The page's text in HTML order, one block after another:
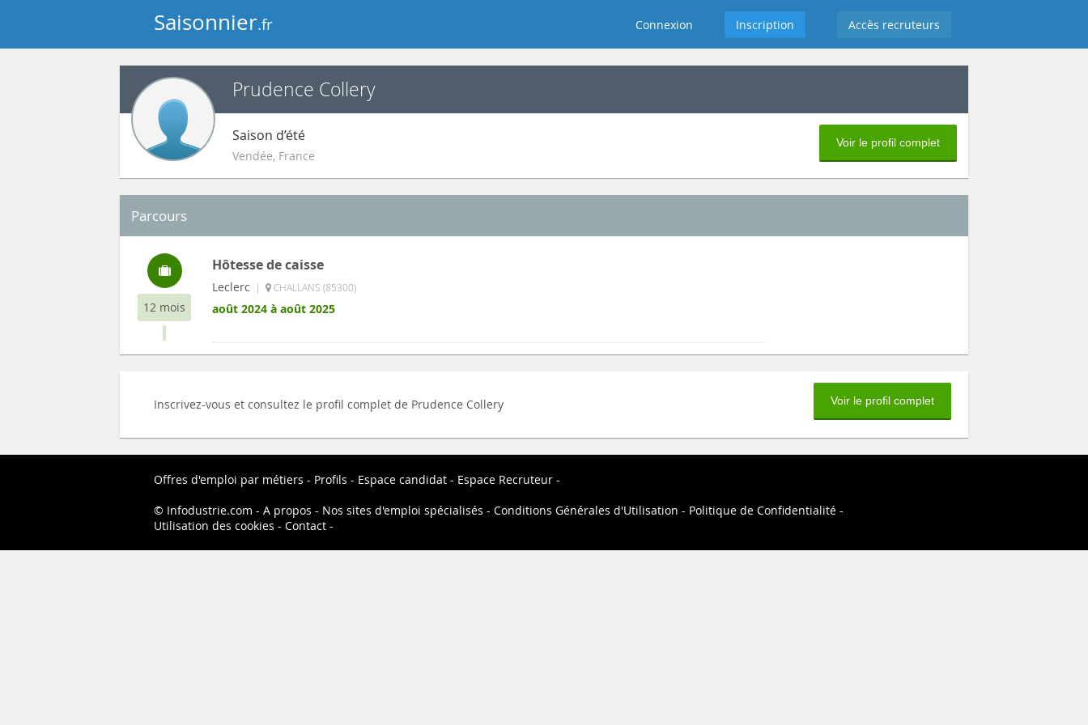
Saisonnier.fr Connexion Inscription Accès recruteurs
Prudence Collery
Saison d’été
Vendée, France
Voir le profil complet
Parcours
12 mois
Hôtesse de caisse
Leclerc | CHALLANS (85300)
août 2024 à août 2025
Inscrivez-vous et consultez le profil complet de Prudence Collery Voir le profil complet
Offres d'emploi par métiers Profils Espace candidat
Espace Recruteur
Infodustrie.com
A propos Nos sites d'emploi spécialisés Conditions Générales d'Utilisation
Politique de Confidentialité
Utilisation des cookies
Contact